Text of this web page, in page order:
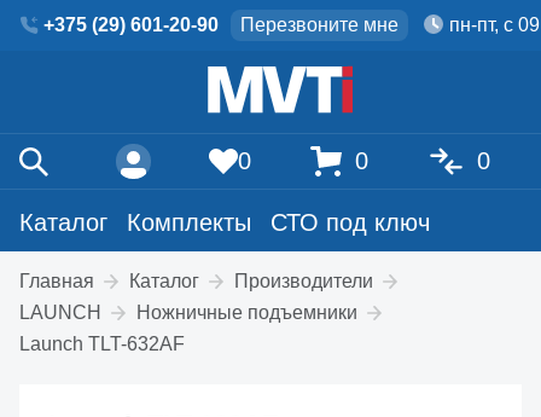
+375 (29) 601-20-90 Перезвоните мне пн-пт, с
Каталог Комплекты СТО под ключ
0 0 0
Главная Каталог
Производители
LAUNCH
Ножничные подъемники
Launch TLT-632AF